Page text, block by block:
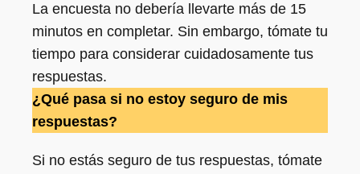
La encuesta no debería llevarte más de 15
minutos en completar. Sin embargo, tómate tu
tiempo para considerar cuidadosamente tus
respuestas.
¿Qué pasa si no estoy seguro de mis
respuestas?
Si no estás seguro de tus respuestas, tómate